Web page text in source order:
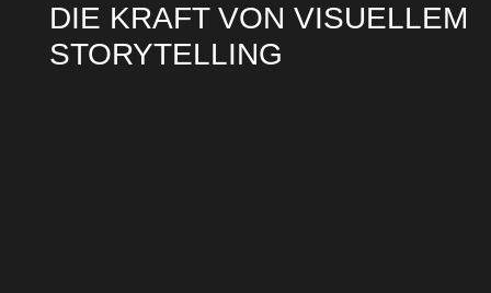
DIE KRAFT VON VISUELLEM
STORYTELLING